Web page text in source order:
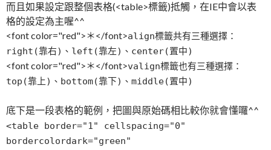
而且如果設定跟整個表格(<table>標籤)抵觸，在IE中會以表
格的設定為主喔^^
<font color="red">＊</font>align標籤共有三種選擇：
right(靠右)、left(靠左)、center(置中)
<font color="red">＊</font>valign標籤也有三種選擇：
top(靠上)、bottom(靠下)、middle(置中)
底下是一段表格的範例，把圖與原始碼相比較你就會懂囉^^
<table border="1" cellspacing="0"
bordercolordark="green"